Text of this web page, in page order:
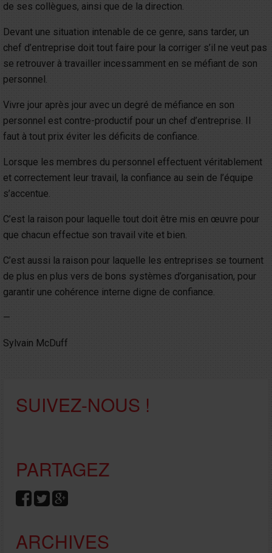
de ses collègues, ainsi que de la direction.
Devant une situation intenable de ce genre, sans tarder, un
chef d’entreprise doit tout faire pour la corriger s’il ne veut pas
se retrouver à travailler incessamment en se méfiant de son
personnel.
Vivre jour après jour avec un degré de méfiance en son
personnel est contre-productif pour un chef d’entreprise. Il
faut à tout prix éviter les déficits de confiance.
Lorsque les membres du personnel effectuent véritablement
et correctement leur travail, la confiance au sein de l’équipe
s’accentue.
C’est la raison pour laquelle tout doit être mis en œuvre pour
que chacun effectue son travail vite et bien.
C’est aussi la raison pour laquelle les entreprises se tournent
de plus en plus vers de bons systèmes d’organisation, pour
garantir une cohérence interne digne de confiance.
—
Sylvain McDuff
SUIVEZ-NOUS !
PARTAGEZ
ARCHIVES